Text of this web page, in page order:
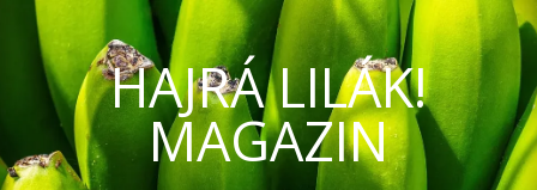
HAJRÁ LILÁK!
MAGAZIN